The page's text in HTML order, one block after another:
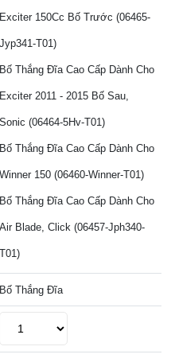
Exciter 150Cc Bố Trước (06465-
Jyp341-T01)
Bố Thắng Đĩa Cao Cấp Dành Cho
Exciter 2011 - 2015 Bố Sau,
Sonic (06464-5Hv-T01)
Bố Thắng Đĩa Cao Cấp Dành Cho
Winner 150 (06460-Winner-T01)
Bố Thắng Đĩa Cao Cấp Dành Cho
Air Blade, Click (06457-Jph340-
T01)
Bố Thắng Đĩa